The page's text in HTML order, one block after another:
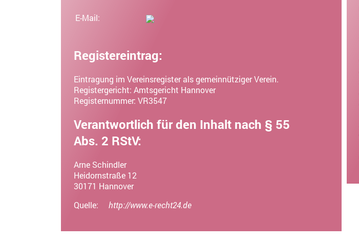
E-Mail:
Registereintrag:
Eintragung im Vereinsregister als gemeinnütziger Verein.
Registergericht: Amtsgericht Hannover
Registernummer: VR3547
Verantwortlich für den Inhalt nach § 55
Abs. 2 RStV:
Arne Schindler
Heidornstraße 12
30171 Hannover
Quelle:
http://www.e-recht24.de